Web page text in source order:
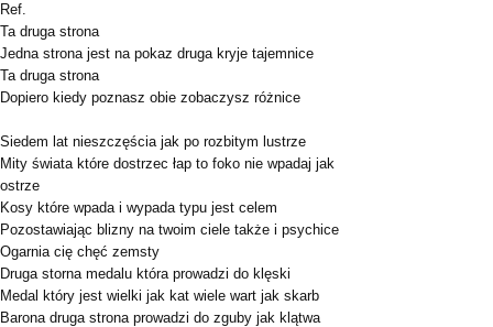
Ref.
Ta druga strona
Jedna strona jest na pokaz druga kryje tajemnice
Ta druga strona
Dopiero kiedy poznasz obie zobaczysz różnice
Siedem lat nieszczęścia jak po rozbitym lustrze
Mity świata które dostrzec łap to foko nie wpadaj jak
ostrze
Kosy które wpada i wypada typu jest celem
Pozostawiając blizny na twoim ciele także i psychice
Ogarnia cię chęć zemsty
Druga storna medalu która prowadzi do klęski
Medal który jest wielki jak kat wiele wart jak skarb
Barona druga strona prowadzi do zguby jak klątwa